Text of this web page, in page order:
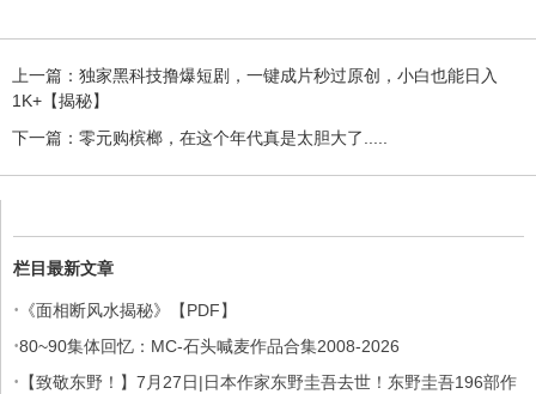
上一篇： 独家黑科技撸爆短剧，一键成片秒过原创，小白也能日入
1K+【揭秘】
下一篇： 零元购槟榔，在这个年代真是太胆大了.....
栏目最新文章
· 《面相断风水揭秘》【PDF】
·80~90集体回忆：MC-石头喊麦作品合集2008-2026
· 【致敬东野！】7月27日|日本作家东野圭吾去世！东野圭吾196部作